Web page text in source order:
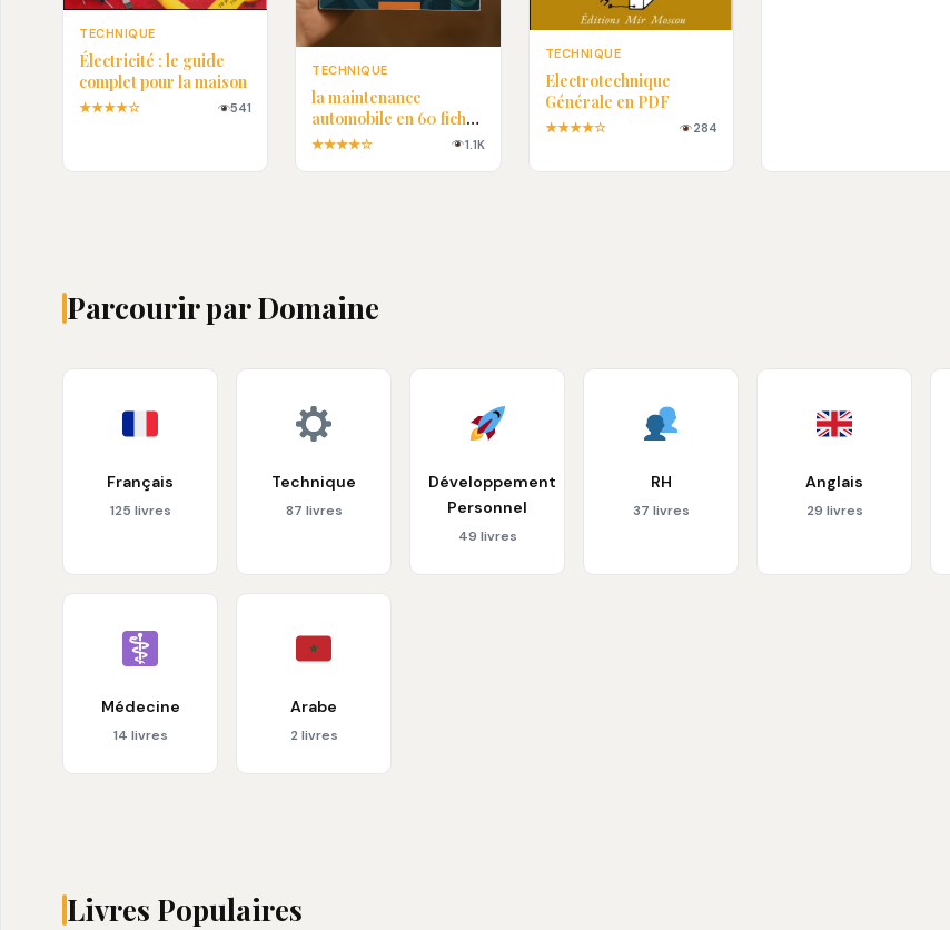
TECHNIQUE
Électricité : le guide
complet pour la maison
★★★★☆ 541
TECHNIQUE
la maintenance
automobile en 60 fiches
pratiques en PDF
★★★★☆ 1.1K
TECHNIQUE
Electrotechnique
Générale en PDF
★★★★☆ 284
Parcourir par Domaine
Français
125 livres
Technique
87 livres
Développement
Personnel
49 livres
RH
37 livres
Anglais
29 livres
Médecine
14 livres
Arabe
2 livres
Livres Populaires